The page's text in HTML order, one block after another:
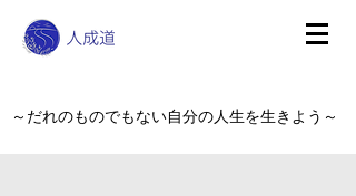
～だれのものでもない自分の人生を生きよう～